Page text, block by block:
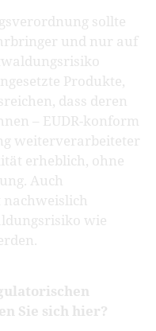
sollte
und nur auf
Produkte,
dass deren
– EUDR-konform
weiterverarbeiteter
erheblich, ohne
Auch
wie
Sie sich hier?